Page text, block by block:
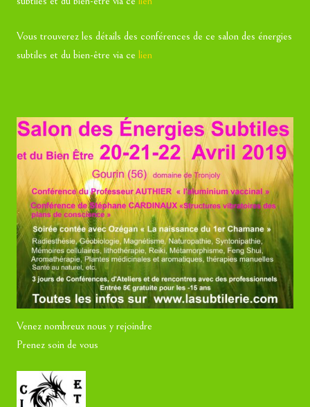
Vous trouverez les détails des conférences de ce salon des énergies
subtiles et du bien-être via celien
Venez nombreux nous y rejoindre
Prenez soin de vous